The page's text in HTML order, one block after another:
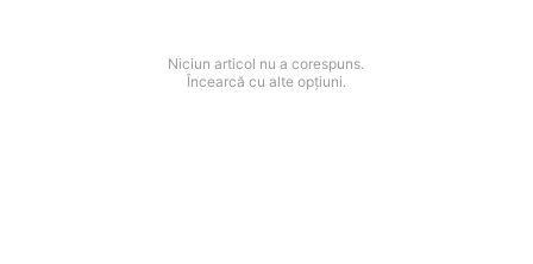
Niciun articol nu a corespuns.
Încearcă cu alte opțiuni.